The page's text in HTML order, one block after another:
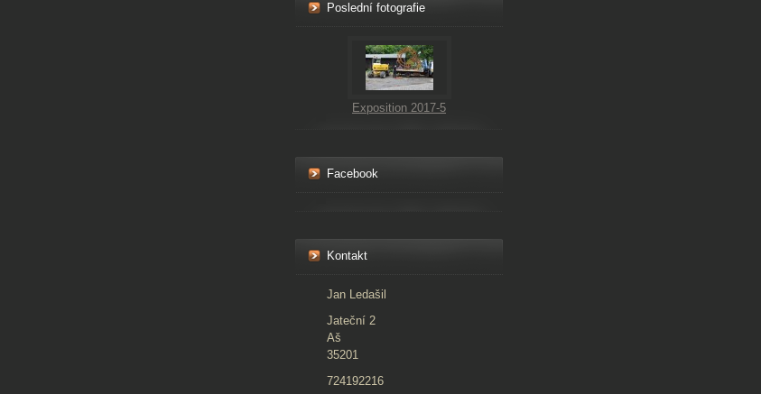
Poslední fotografie
Exposition 2017-5
Facebook
Kontakt
Jan Ledašil
Jateční 2
Aš
35201
724192216